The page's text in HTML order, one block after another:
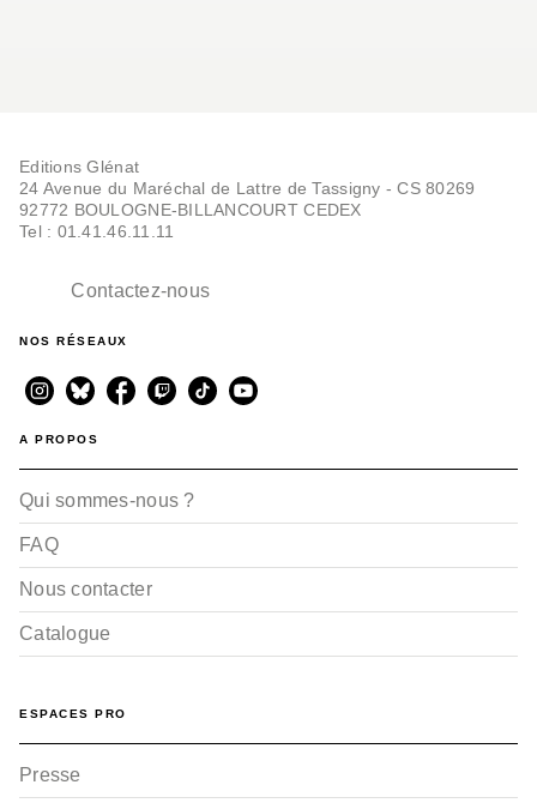
Editions Glénat
24 Avenue du Maréchal de Lattre de Tassigny - CS 80269
92772 BOULOGNE-BILLANCOURT CEDEX
Tel : 01.41.46.11.11
Contactez-nous
NOS RÉSEAUX
A PROPOS
Qui sommes-nous ?
FAQ
Nous contacter
Catalogue
ESPACES PRO
Presse